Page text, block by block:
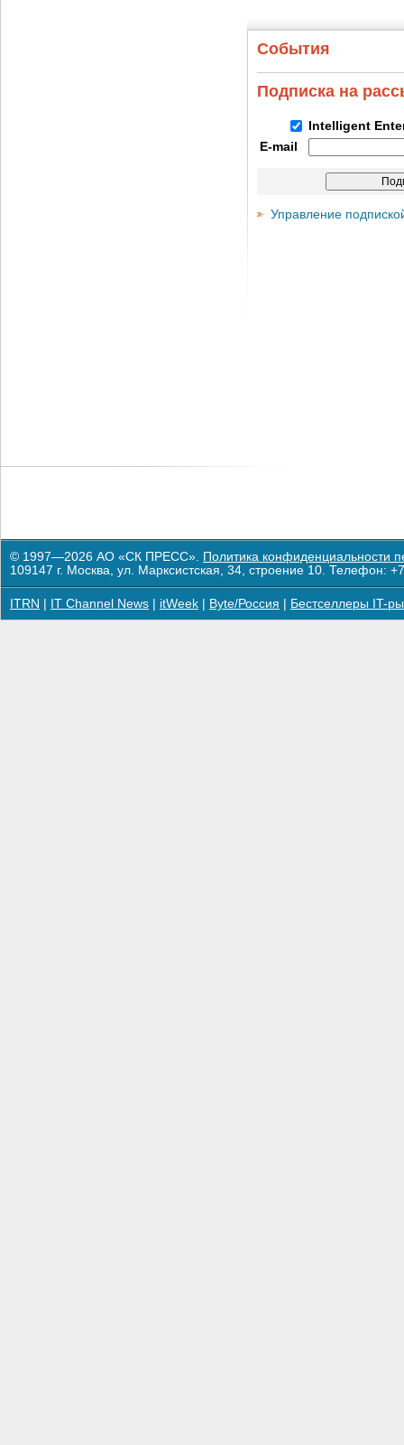
События
Подписка на
Intelligent
E-mail
Управление
© 1997—2026 АО «СК ПРЕСС». Политика конфиденциальности
109147 г. Москва, ул. Марксистская, 34, строение 10. Телефон:
ITRN IT Channel News itWeek Byte/Россия Бестселлеры IT-